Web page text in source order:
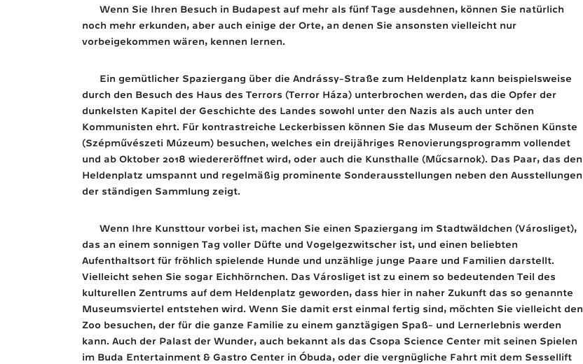
Wenn Sie Ihren Besuch in Budapest auf mehr als fünf Tage ausdehnen, können Sie natürlich
noch mehr erkunden, aber auch einige der Orte, an denen Sie ansonsten vielleicht nur
vorbeigekommen wären, kennen lernen.
Ein gemütlicher Spaziergang über die Andrássy-Straße zum Heldenplatz kann beispielsweise
durch den Besuch des Haus des Terrors (Terror Háza) unterbrochen werden, das die Opfer der
dunkelsten Kapitel der Geschichte des Landes sowohl unter den Nazis als auch unter den
Kommunisten ehrt. Für kontrastreiche Leckerbissen können Sie das Museum der Schönen Künste
(Szépművészeti Múzeum) besuchen, welches ein dreijähriges Renovierungsprogramm vollendet
und ab Oktober 2018 wiedereröffnet wird, oder auch die Kunsthalle (Műcsarnok). Das Paar, das den
Heldenplatz umspannt und regelmäßig prominente Sonderausstellungen neben den Ausstellungen
der ständigen Sammlung zeigt.
Wenn Ihre Kunsttour vorbei ist, machen Sie einen Spaziergang im Stadtwäldchen (Városliget),
das an einem sonnigen Tag voller Düfte und Vogelgezwitscher ist, und einen beliebten
Aufenthaltsort für fröhlich spielende Hunde und unzählige junge Paare und Familien darstellt.
Vielleicht sehen Sie sogar Eichhörnchen. Das Városliget ist zu einem so bedeutenden Teil des
kulturellen Zentrums auf dem Heldenplatz geworden, dass hier in naher Zukunft das so genannte
Museumsviertel entstehen wird. Wenn Sie damit erst einmal fertig sind, möchten Sie vielleicht den
Zoo besuchen, der für die ganze Familie zu einem ganztägigen Spaß- und Lernerlebnis werden
kann. Auch der Palast der Wunder, auch bekannt als das Csopa Science Center mit seinen Spielen
im Buda Entertainment & Gastro Center in Óbuda, oder die vergnügliche Fahrt mit dem Sessellift